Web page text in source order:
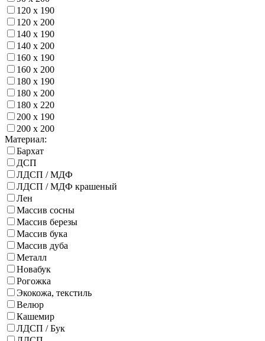
120 х 190
120 х 200
140 х 190
140 х 200
160 х 190
160 х 200
180 х 190
180 х 200
180 х 220
200 х 190
200 х 200
Материал:
Бархат
ДСП
ЛДСП / МДФ
ЛДСП / МДФ крашеный
Лен
Массив сосны
Массив березы
Массив бука
Массив дуба
Металл
Новабук
Рогожка
Экокожа, текстиль
Велюр
Кашемир
ЛДСП / Бук